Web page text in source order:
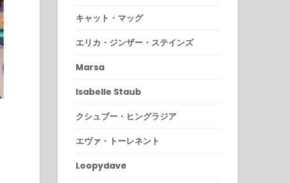
キャット・マッグ
エリカ・ジンザー・ステインズ
Marsa
Isabelle Staub
クシュブー・ヒングラジア
エヴァ・トーレネント
Loopydave